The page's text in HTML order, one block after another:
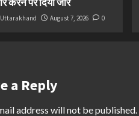
August 7, 2026 0
a Reply
address will not be published.